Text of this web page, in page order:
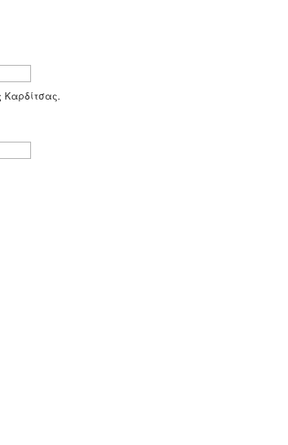
Καρδίτσας.